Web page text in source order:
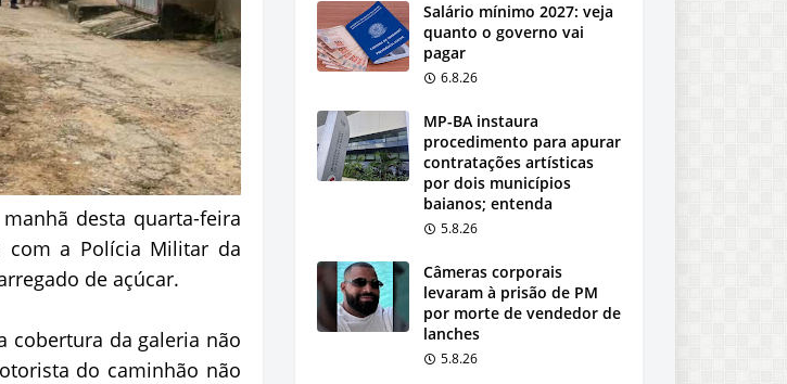
desta quarta-feira
com a Polícia Militar da
de açúcar.
cobertura da galeria não
do caminhão não
Salário mínimo 2027: veja
quanto o governo vai
pagar
6.8.26
MP-BA instaura
procedimento para apurar
contratações artísticas
por dois municípios
baianos; entenda
5.8.26
Câmeras corporais
levaram à prisão de PM
por morte de vendedor de
lanches
5.8.26